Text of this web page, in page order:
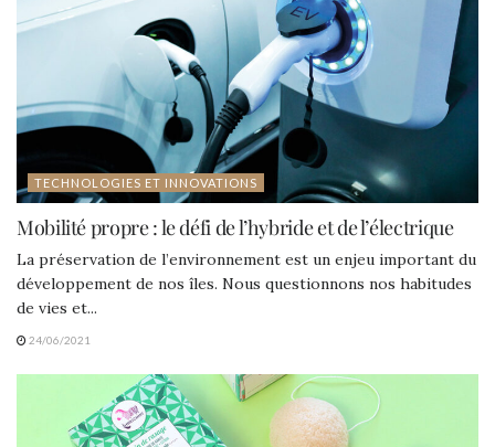
TECHNOLOGIES ET INNOVATIONS
Mobilité propre : le défi de l’hybride et de l’électrique
La préservation de l’environnement est un enjeu important du
développement de nos îles. Nous questionnons nos habitudes
de vies et...
24/06/2021